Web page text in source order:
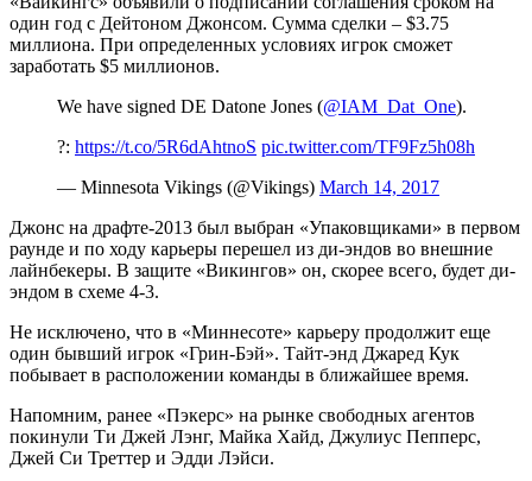
один год с Дейтоном Джонсом. Сумма сделки – $3.75
миллиона. При определенных условиях игрок сможет
заработать $5 миллионов.
We have signed DE Datone Jones (@IAM_Dat_One).
?: https://t.co/5R6dAhtnoS pic.twitter.com/TF9Fz5h08h
— Minnesota Vikings (@Vikings) March 14, 2017
Джонс на драфте-2013 был выбран «Упаковщиками» в первом
раунде и по ходу карьеры перешел из ди-эндов во внешние
лайнбекеры. В защите «Викингов» он, скорее всего, будет ди-
эндом в схеме 4-3.
Не исключено, что в «Миннесоте» карьеру продолжит еще
один бывший игрок «Грин-Бэй». Тайт-энд Джаред Кук
побывает в расположении команды в ближайшее время.
Напомним, ранее «Пэкерс» на рынке свободных агентов
покинули Ти Джей Лэнг, Майка Хайд, Джулиус Пепперс,
Джей Си Треттер и Эдди Лэйси.